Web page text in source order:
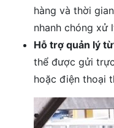
hàng và thời
nhanh chóng xử
Hỗ trợ quản lý
thể được gửi
hoặc điện thoại